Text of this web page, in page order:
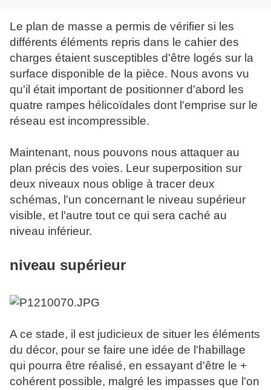
Le plan de masse a permis de vérifier si les
différents éléments repris dans le cahier des
charges étaient susceptibles d'être logés sur la
surface disponible de la pièce. Nous avons vu
qu'il était important de positionner d'abord les
quatre rampes hélicoïdales dont l'emprise sur le
réseau est incompressible.
Maintenant, nous pouvons nous attaquer au
plan précis des voies. Leur superposition sur
deux niveaux nous oblige à tracer deux
schémas, l'un concernant le niveau supérieur
visible, et l'autre tout ce qui sera caché au
niveau inférieur.
niveau supérieur
A ce stade, il est judicieux de situer les éléments
du décor, pour se faire une idée de l'habillage
qui pourra être réalisé, en essayant d'être le +
cohérent possible, malgré les impasses que l'on